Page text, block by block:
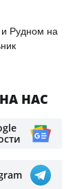
Рудном на
НАС